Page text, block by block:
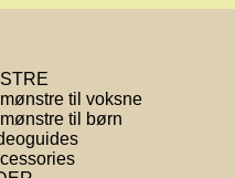
til voksne
til børn